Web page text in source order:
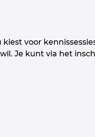
voor
Je kunt via het